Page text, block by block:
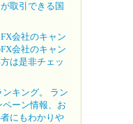
取引できる国
会社のキャン
会社のキャン
は是非チェッ
キング。 ラン
ーン情報、お
にもわかりや